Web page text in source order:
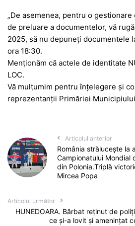
„De asemenea, pentru o
de preluare a documentelor, vă
2025, să nu depuneți documentele
ora 18:30.
Menționăm că actele de identitate
LOC.
Vă mulțumim pentru înțelegere și
reprezentanții Primăriei
Articolul anterior
România strălucește la
Campionatului Mondial
din Polonia.Triplă
Mircea Popa
Articolul următor
HUNEDOARA. Bărbat reținut de
ce și-a lovit și amenințat